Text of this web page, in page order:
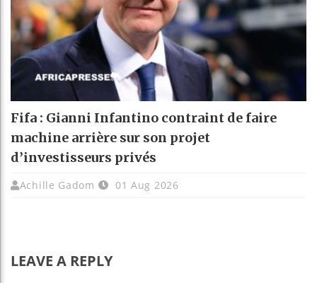
Fifa : Gianni Infantino contraint de faire
machine arrière sur son projet
d’investisseurs privés
Achille Gadom 01 Aug 2026
LEAVE A REPLY